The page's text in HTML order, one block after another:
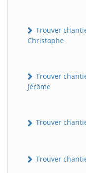
Trouver
Christophe
Trouver
Jérôme
Trouver
Trouver